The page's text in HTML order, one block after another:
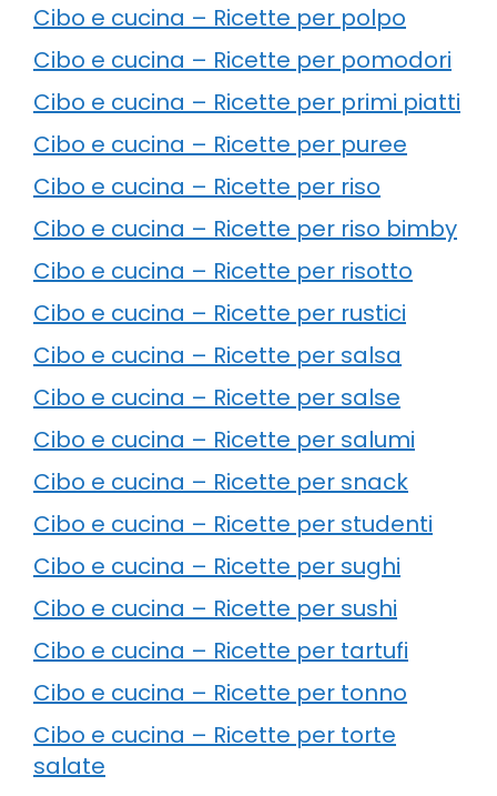
Cibo e cucina – Ricette per polpo
Cibo e cucina – Ricette per pomodori
Cibo e cucina – Ricette per primi piatti
Cibo e cucina – Ricette per puree
Cibo e cucina – Ricette per riso
Cibo e cucina – Ricette per riso bimby
Cibo e cucina – Ricette per risotto
Cibo e cucina – Ricette per rustici
Cibo e cucina – Ricette per salsa
Cibo e cucina – Ricette per salse
Cibo e cucina – Ricette per salumi
Cibo e cucina – Ricette per snack
Cibo e cucina – Ricette per studenti
Cibo e cucina – Ricette per sughi
Cibo e cucina – Ricette per sushi
Cibo e cucina – Ricette per tartufi
Cibo e cucina – Ricette per tonno
Cibo e cucina – Ricette per torte
salate